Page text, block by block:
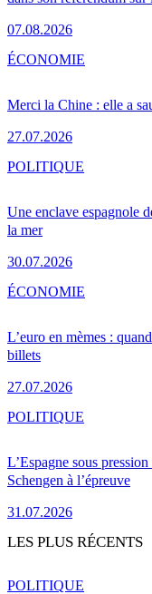
07.08.2026
Merci la Chine : elle a
27.07.2026
ÉCONOMIE
Une enclave espagnole
la mer
30.07.2026
POLITIQUE
L’euro en mèmes :
billets
27.07.2026
ÉCONOMIE
L’Espagne sous
Schengen à l’épreuve
31.07.2026
POLITIQUE
LES PLUS RÉCENTS
POLITIQUE